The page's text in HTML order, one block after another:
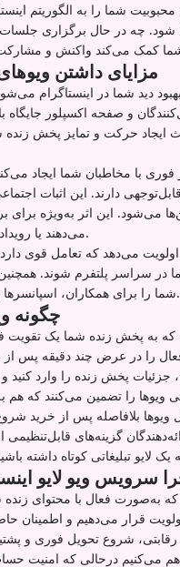
شما را به الگوریتم
چه در حال برگزاری
مزایای داشتن
دید شما در اینستاگرام
و صفحه اکسپلور جایگاه
ایجاد حرکت و تمایز پخش
فوری با مخاطبان شما ایجاد
دارند. این اثبات
می‌شود. این اثر به‌ویژه برای
می‌دهند یا رویدادهای زنده برگزار می‌کنند مفید است.
اولویت می‌دهد که تعامل قوی
در سراسر پلتفرم شوند.
شما را برای همکاران، اسپانسرها و دنبال‌کنندگان جدید جذاب‌تر می‌کند.
چگونه
که به پخش زنده شما یک تقویت
فعال را در عرض چند دقیقه
را تضمین می‌کنند که هم
ویوها بلافاصله پس از خرید
گزینه‌های
سرویس ویو لایو
که به‌صورت فعال با محتوای
قرار می‌دهیم و اطمینان
می‌کنیم درحالی که